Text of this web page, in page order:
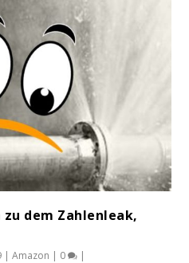
bei 200%
mit Amazon – Eine
dem Zahlenleak,
|Amazon | 0 |